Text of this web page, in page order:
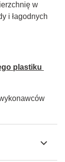
w
i łagodnych
plastiku